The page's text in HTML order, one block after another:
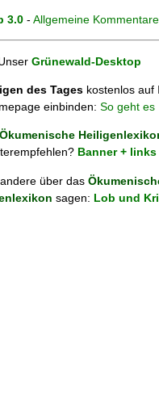
3.0 - Allgemeine Kommentare
Grünewald-Desktop
des Tages kostenlos auf
einbinden: So geht es
Ökumenische
Banner + links
über das
sagen: Lob und